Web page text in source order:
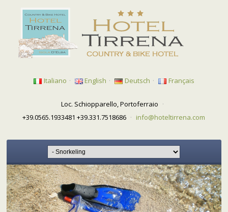
Italiano · English · Deutsch · Français
Loc. Schiopparello, Portoferraio ·
+39.0565.1933481 +39.331.7518686 · info@hoteltirrena.com